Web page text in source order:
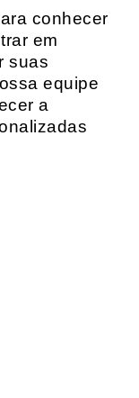
conhecer
em
suas
equipe
a